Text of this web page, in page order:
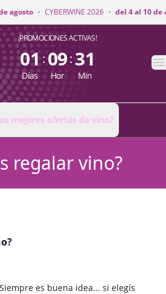
agosto · CYBERWINE 2026 · del 4 al 10 de
¡PROMOCIONES ACTIVAS!
01
Días
: 09
Hor
: 31
Min
mejores ofertas de vino?
regalar vino?
es buena idea... si elegís